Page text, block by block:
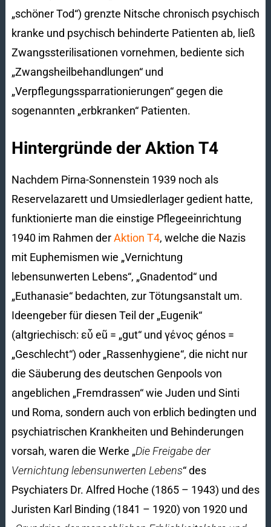
„schöner Tod“) grenzte Nitsche chronisch psychisch
kranke und psychisch behinderte Patienten ab, ließ
Zwangssterilisationen vornehmen, bediente sich
„Zwangsheilbehandlungen“ und
„Verpflegungssparrationierungen“ gegen die
sogenannten „erbkranken“ Patienten.
Hintergründe der Aktion T4
Nachdem Pirna-Sonnenstein 1939 noch als
Reservelazarett und Umsiedlerlager gedient hatte,
funktionierte man die einstige Pflegeeinrichtung
1940 im Rahmen derAktion T4, welche die Nazis
mit Euphemismen wie „Vernichtung
lebensunwerten Lebens“, „Gnadentod“ und
„Euthanasie“ bedachten, zur Tötungsanstalt um.
Ideengeber für diesen Teil der „Eugenik“
(altgriechisch: εὖ eũ = „gut“ und γένος génos =
„Geschlecht“) oder „Rassenhygiene“, die nicht nur
die Säuberung des deutschen Genpools von
angeblichen „Fremdrassen“ wie Juden und Sinti
und Roma, sondern auch von erblich bedingten und
psychiatrischen Krankheiten und Behinderungen
vorsah, waren die Werke „Die Freigabe der
Vernichtung lebensunwerten Lebens“ des
Psychiaters Dr. Alfred Hoche (1865 – 1943) und des
Juristen Karl Binding (1841 – 1920) von 1920 und